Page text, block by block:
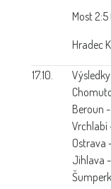
Most
Hradec
17.10.
Beroun
Vrchlabí
Ostrava
Jihlava